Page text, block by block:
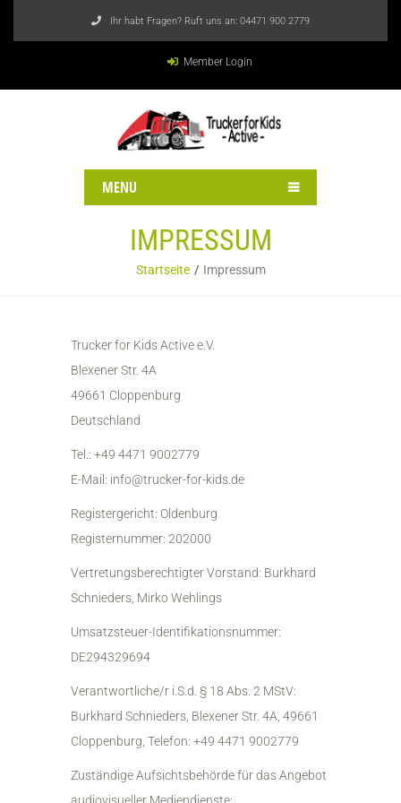
Ihr habt Fragen? Ruft uns an: 04471 900 2779
Member Login
MENU
IMPRESSUM
Startseite Impressum
Trucker for Kids Active e.V.
Blexener Str. 4A
49661 Cloppenburg
Deutschland
Tel.: +49 4471 9002779
E-Mail: info@trucker-for-kids.de
Registergericht: Oldenburg
Registernummer: 202000
Vertretungsberechtigter Vorstand: Burkhard
Schnieders, Mirko Wehlings
Umsatzsteuer-Identifikationsnummer:
DE294329694
Verantwortliche/r i.S.d. § 18 Abs. 2 MStV:
Burkhard Schnieders, Blexener Str. 4A, 49661
Cloppenburg, Telefon: +49 4471 9002779
Zuständige Aufsichtsbehörde für das Angebot